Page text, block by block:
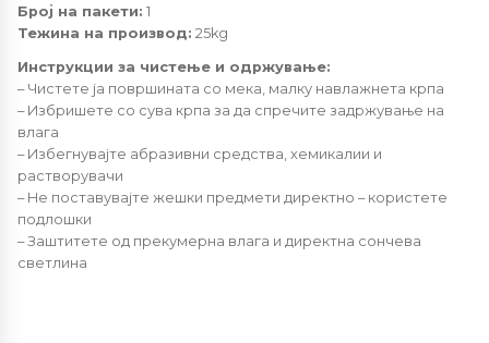
Број на пакети: 1
Тежина на производ: 25kg
Инструкции за чистење и одржување:
– Чистете ја површината со мека, малку навлажнета крпа
– Избришете со сува крпа за да спречите задржување на
влага
– Избегнувајте абразивни средства, хемикалии и
растворувачи
– Не поставувајте жешки предмети директно – користете
подлошки
– Заштитете од прекумерна влага и директна сончева
светлина